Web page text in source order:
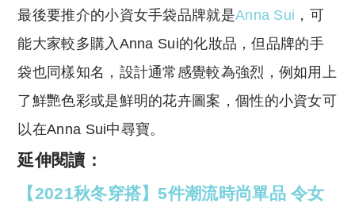
最後要推介的小資女手袋品牌就是Anna Sui ，可
能大家較多購入Anna Sui的化妝品，但品牌的手
袋也同樣知名，設計通常感覺較為強烈，例如用上
了鮮艷色彩或是鮮明的花卉圖案，個性的小資女可
以在Anna Sui中尋寶。
延伸閱讀：
【2021秋冬穿搭】5件潮流時尚單品 令女